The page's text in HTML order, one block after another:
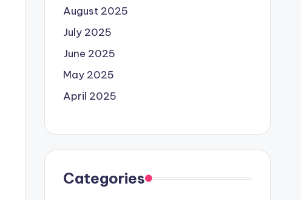
August 2025
July 2025
June 2025
May 2025
April 2025
Categories